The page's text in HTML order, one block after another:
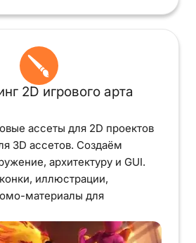
2D игрового арта
ассеты для 2D проектов
3D ассетов. Создаём
архитектуру и GUI.
иллюстрации,
материалы для